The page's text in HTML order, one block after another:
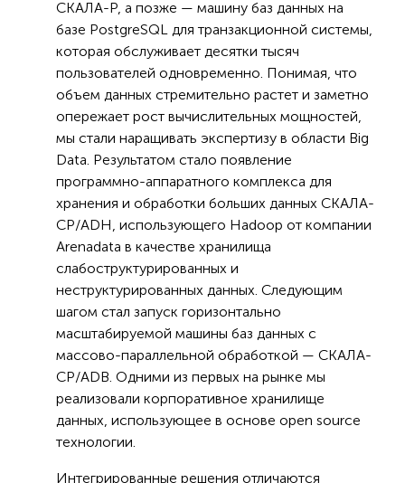
СКАЛА-Р, а позже — машину баз данных на
базе PostgreSQL для транзакционной системы,
которая обслуживает десятки тысяч
пользователей одновременно. Понимая, что
объем данных стремительно растет и заметно
опережает рост вычислительных мощностей,
мы стали наращивать экспертизу в области Big
Data. Результатом стало появление
программно-аппаратного комплекса для
хранения и обработки больших данных СКАЛА-
СР/ADH, использующего Hadoop от компании
Arenadata в качестве хранилища
слабоструктурированных и
неструктурированных данных. Следующим
шагом стал запуск горизонтально
масштабируемой машины баз данных с
массово-параллельной обработкой — СКАЛА-
СР/ADB. Одними из первых на рынке мы
реализовали корпоративное хранилище
данных, использующее в основе open source
технологии.
Интегрированные решения отличаются